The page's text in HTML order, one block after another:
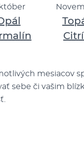
mesiacov
sebe či vašim